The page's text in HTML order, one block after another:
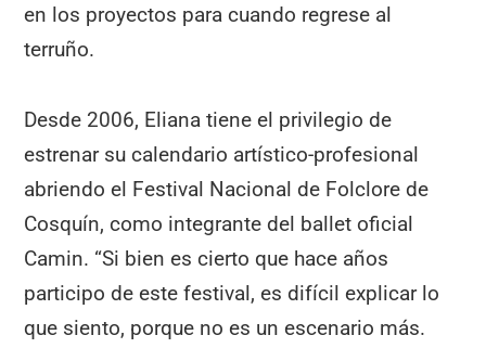
en los proyectos para cuando regrese al
terruño.
Desde 2006, Eliana tiene el privilegio de
estrenar su calendario artístico-profesional
abriendo el Festival Nacional de Folclore de
Cosquín, como integrante del ballet oficial
Camin. “Si bien es cierto que hace años
participo de este festival, es difícil explicar lo
que siento, porque no es un escenario más.